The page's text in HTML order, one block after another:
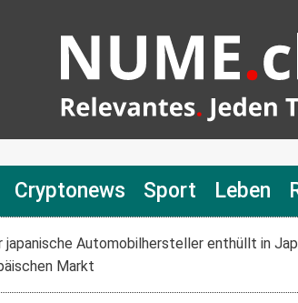
Cryptonews Sport Leben
japanische Automobilhersteller enthüllt in
Markt